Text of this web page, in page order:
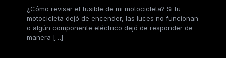
¿Cómo revisar el fusible de mi motocicleta? Si tu
motocicleta dejó de encender, las luces no funcionan
o algún componente eléctrico dejó de responder de
manera […]